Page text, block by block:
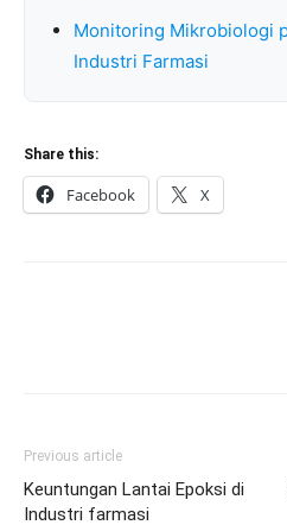
Monitoring Mikrobiologi
Industri Farmasi
Share this:
Facebook X
Previous article
Keuntungan Lantai Epoksi di
Industri farmasi